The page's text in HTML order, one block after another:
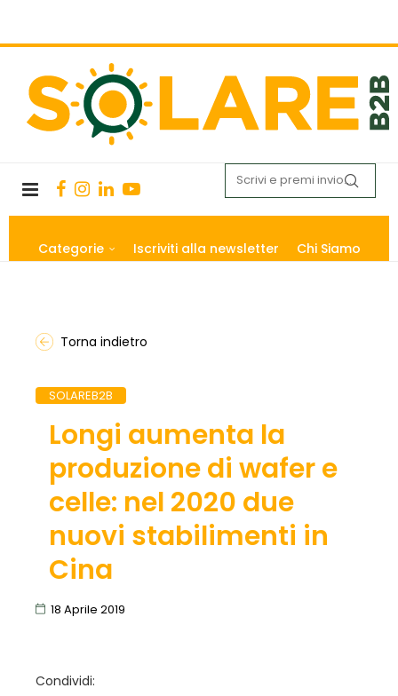
Categorie Iscriviti alla newsletter Chi Siamo
Torna indietro
SOLAREB2B
Longi aumenta la
produzione di wafer e
celle: nel 2020 due
nuovi stabilimenti in
Cina
18 Aprile 2019
Condividi: